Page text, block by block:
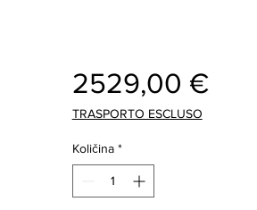
2529,00 €Price
TRASPORTO ESCLUSO
Količina *